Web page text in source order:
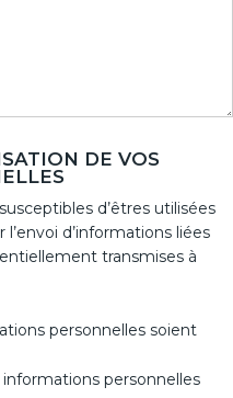
DE VOS
d’êtres utilisées
l’envoi d’informations liées
transmises à
personnelles soient
personnelles